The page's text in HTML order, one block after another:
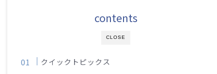
CLOSE
contents
クイックトピックス